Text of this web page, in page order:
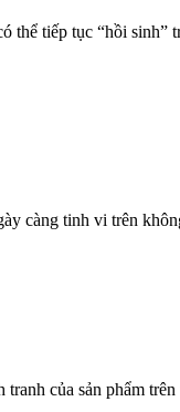
tiếp tục “hồi sinh”
càng tinh vi trên
của sản phẩm